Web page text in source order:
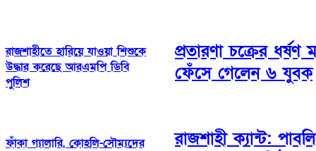
রাজশাহীতে হারিয়ে যাওয়া শিশুকে
উদ্ধার করেছে আরএমপি ডিবি
পুলিশ
ফাঁকা গ্যালারি, কোহলি-সৌম্যদের
প্রতারণা চক্রের ধর্ষণ
ফেঁসে গেলেন ৬ যুবক
রাজশাহী ক্যান্ট: